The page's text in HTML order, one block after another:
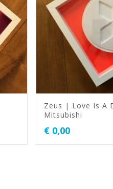
Zeus | Love Is A
Mitsubishi
€ 0,00